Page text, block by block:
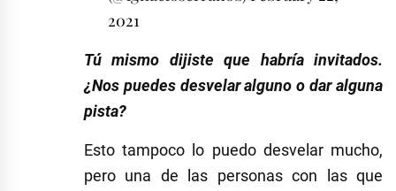
2021
Tú mismo dijiste que habría invitados.
¿Nos puedes desvelar alguno o dar alguna
pista?
Esto tampoco lo puedo desvelar mucho,
pero una de las personas con las que